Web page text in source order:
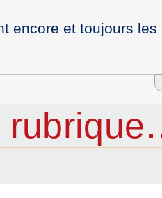
encore et toujours